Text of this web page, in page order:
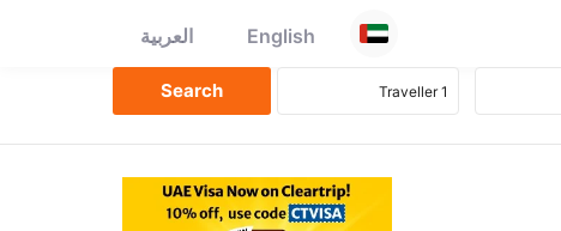
English العربية